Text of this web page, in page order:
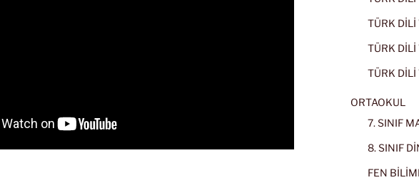
TÜRK DİLİ
TÜRK DİLİ
TÜRK DİLİ
ORTAOKUL
7. SINIF
8. SINIF
FEN